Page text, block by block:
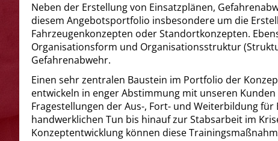
Neben der Erstellung von Einsatzplänen,
diesem Angebotsportfolio insbesondere um die
Fahrzeugenkonzepten oder Standortkonzepten.
Organisationsform und Organisationsstruktur
Gefahrenabwehr.
Einen sehr zentralen Baustein im Portfolio der
entwickeln in enger Abstimmung mit unseren
Fragestellungen der Aus-, Fort- und Weiterbildung
handwerklichen Tun bis hinauf zur Stabsarbeit im
Konzeptentwicklung können diese